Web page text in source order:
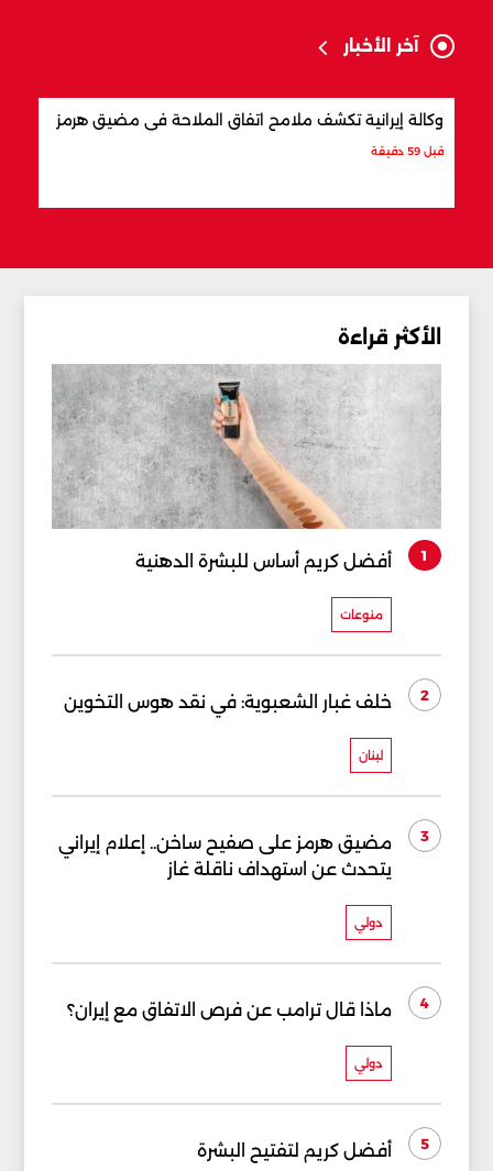
آخر الأخبار
وكالة إيرانية تكشف ملامح اتفاق الملاحة في مضيق هرمز
قبل 59 دقيقة
الأكثر قراءة
1 أفضل كريم أساس للبشرة الدهنية
منوعات
2 خلف غبار الشعبوية: في نقد هوس التخوين
لبنان
3
مضيق هرمز على صفيح ساخن.. إعلام إيراني
يتحدث عن استهداف ناقلة غاز
دولي
4 ماذا قال ترامب عن فرص الاتفاق مع إيران؟
دولي
5 أفضل كريم لتفتيح البشرة